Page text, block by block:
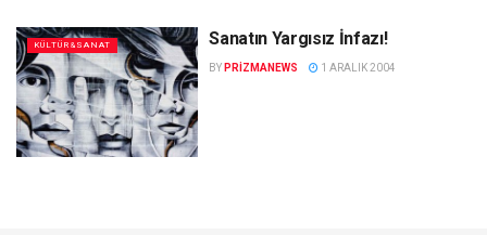
KÜLTÜR&SANAT Sanatın Yargısız İnfazı!
BY PRIZMANEWS 1 ARALIK 2004